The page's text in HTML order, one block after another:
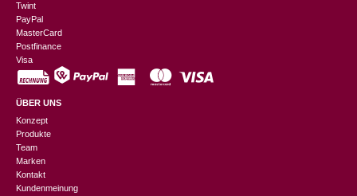
Twint
PayPal
MasterCard
Postfinance
Visa
ÜBER UNS
Konzept
Produkte
Team
Marken
Kontakt
Kundenmeinung